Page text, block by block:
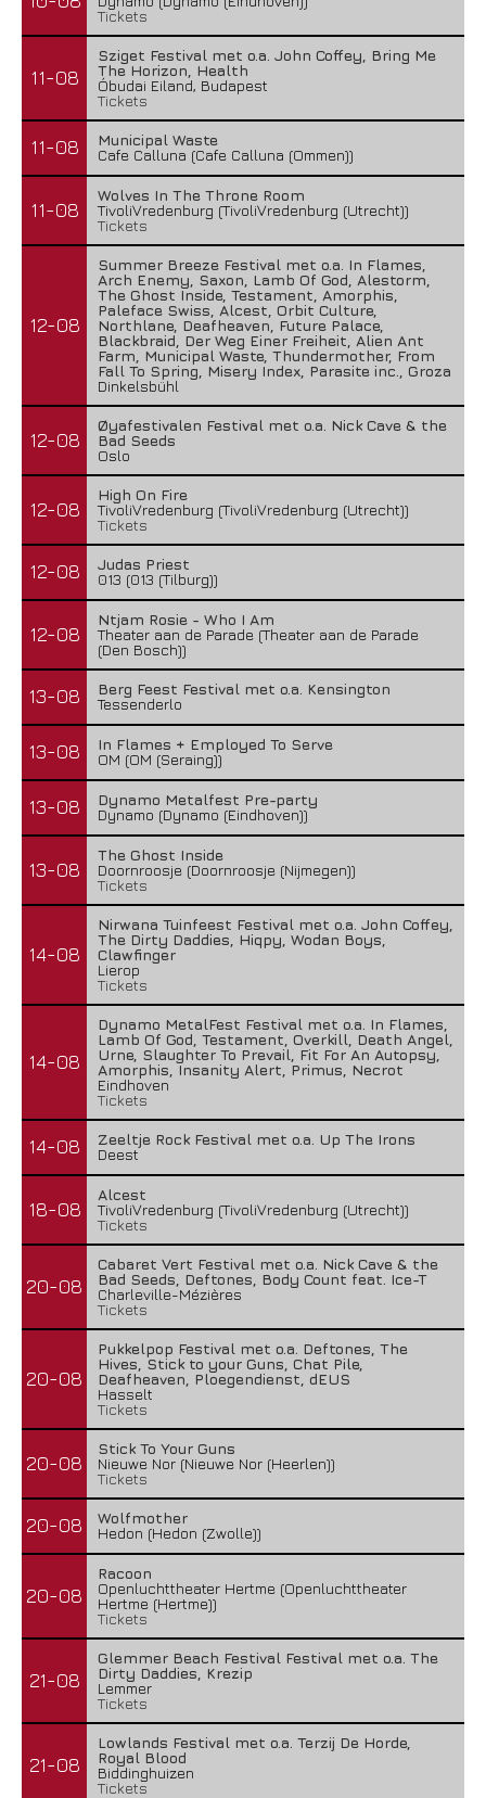
Tickets
11-08
Sziget Festival met o.a. John Coffey, Bring Me
The Horizon, Health
Óbudai Eiland, Budapest
Tickets
11-08
Municipal Waste
Cafe Calluna (Cafe Calluna (Ommen))
11-08
Wolves In The Throne Room
TivoliVredenburg (TivoliVredenburg (Utrecht))
Tickets
12-08
Summer Breeze Festival met o.a. In Flames,
Arch Enemy, Saxon, Lamb Of God, Alestorm,
The Ghost Inside, Testament, Amorphis,
Paleface Swiss, Alcest, Orbit Culture,
Northlane, Deafheaven, Future Palace,
Blackbraid, Der Weg Einer Freiheit, Alien Ant
Farm, Municipal Waste, Thundermother, From
Fall To Spring, Misery Index, Parasite inc., Groza
Dinkelsbühl
12-08
Øyafestivalen Festival met o.a. Nick Cave & the
Bad Seeds
Oslo
12-08
High On Fire
TivoliVredenburg (TivoliVredenburg (Utrecht))
Tickets
12-08
Judas Priest
013 (013 (Tilburg))
12-08
Ntjam Rosie - Who I Am
Theater aan de Parade (Theater aan de Parade
(Den Bosch))
13-08
Berg Feest Festival met o.a. Kensington
Tessenderlo
13-08
In Flames + Employed To Serve
OM (OM (Seraing))
13-08
Dynamo Metalfest Pre-party
Dynamo (Dynamo (Eindhoven))
13-08
The Ghost Inside
Doornroosje (Doornroosje (Nijmegen))
Tickets
14-08
Nirwana Tuinfeest Festival met o.a. John Coffey,
The Dirty Daddies, Hiqpy, Wodan Boys,
Clawfinger
Lierop
Tickets
14-08
Dynamo MetalFest Festival met o.a. In Flames,
Lamb Of God, Testament, Overkill, Death Angel,
Urne, Slaughter To Prevail, Fit For An Autopsy,
Amorphis, Insanity Alert, Primus, Necrot
Eindhoven
Tickets
14-08
Zeeltje Rock Festival met o.a. Up The Irons
Deest
18-08
Alcest
TivoliVredenburg (TivoliVredenburg (Utrecht))
Tickets
20-08
Cabaret Vert Festival met o.a. Nick Cave & the
Bad Seeds, Deftones, Body Count feat. Ice-T
Charleville-Mézières
Tickets
20-08
Pukkelpop Festival met o.a. Deftones, The
Hives, Stick to your Guns, Chat Pile,
Deafheaven, Ploegendienst, dEUS
Hasselt
Tickets
20-08
Stick To Your Guns
Nieuwe Nor (Nieuwe Nor (Heerlen))
Tickets
20-08
Wolfmother
Hedon (Hedon (Zwolle))
20-08
Racoon
Openluchttheater Hertme (Openluchttheater
Hertme (Hertme))
Tickets
21-08
Glemmer Beach Festival Festival met o.a. The
Dirty Daddies, Krezip
Lemmer
Tickets
21-08
Lowlands Festival met o.a. Terzij De Horde,
Royal Blood
Biddinghuizen
Tickets